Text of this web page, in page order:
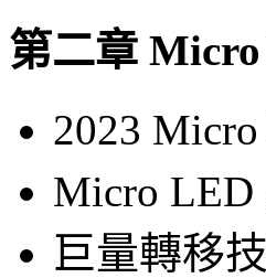
第二章
2023
Micro
巨量轉移